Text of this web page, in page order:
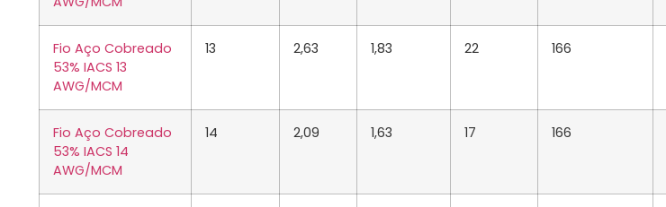
Fio Aço Cobreado
53% IACS 13
AWG/MCM
13 2,63 1,83 22 166
Fio Aço Cobreado
53% IACS 14
AWG/MCM
14 2,09 1,63 17 166